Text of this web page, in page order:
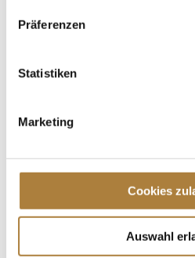
Präferenzen
Statistiken
Marketing
Cookies
Auswahl
Spenden
Talentpool-Athlet Calvin